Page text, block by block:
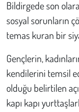
Bildirgede son
sosyal sorunların
temas kuran bir
Gençlerin,
kendilerini temsil
olduğu belirtilen
kapı kapı